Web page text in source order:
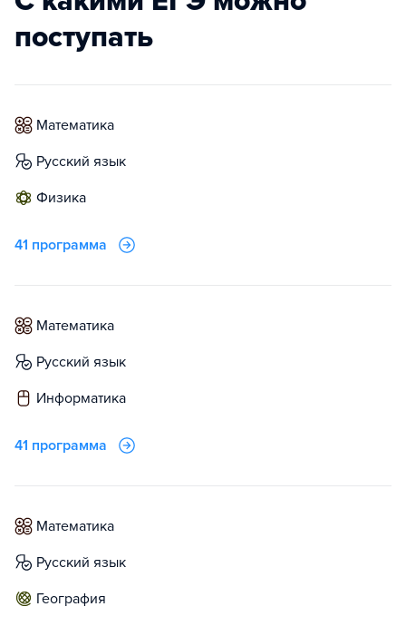
поступать
математика
русский язык
физика
41 программа
математика
русский язык
информатика
41 программа
математика
русский язык
география